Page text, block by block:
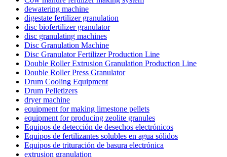
dewatering machine
digestate fertilizer granulation
disc biofertilizer granulator
disc granulating machines
Disc Granulation Machine
Disc Granulator Fertilizer Production Line
Double Roller Extrusion Granulation Production Line
Double Roller Press Granulator
Drum Cooling Equipment
Drum Pelletizers
dryer machine
equipment for making limestone pellets
equipment for producing zeolite granules
Equipos de detección de desechos electrónicos
Equipos de fertilizantes solubles en agua sólidos
Equipos de trituración de basura electrónica
extrusion granulation